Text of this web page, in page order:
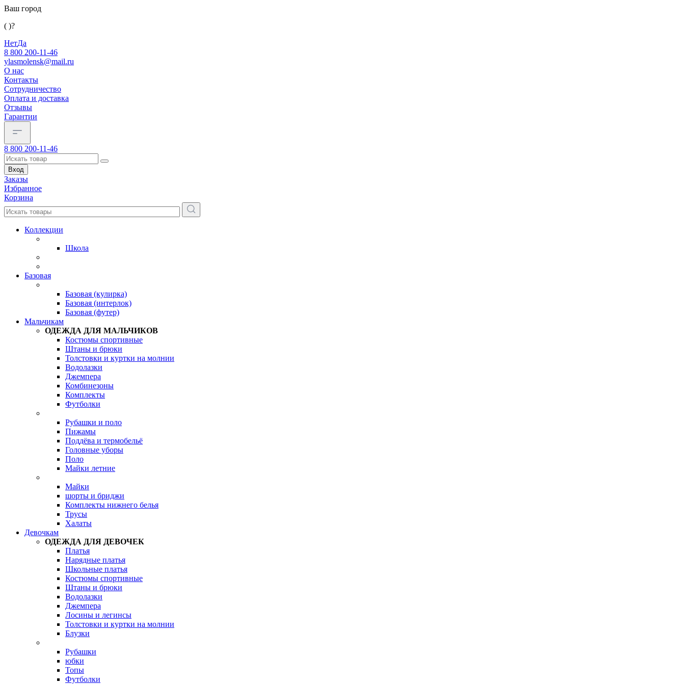
Ваш город
( )?
НетДа
8 800 200-11-46
ylasmolensk@mail.ru
О нас
Контакты
Сотрудничество
Оплата и доставка
Отзывы
Гарантии
8 800 200-11-46
Вход
Заказы
Избранное
Корзина
Коллекции
Школа
Базовая
Базовая (кулирка)
Базовая (интерлок)
Базовая (футер)
Мальчикам
ОДЕЖДА ДЛЯ МАЛЬЧИКОВ
Костюмы спортивные
Штаны и брюки
Толстовки и куртки на молнии
Водолазки
Джемпера
Комбинезоны
Комплекты
Футболки
Рубашки и поло
Пижамы
Поддёва и термобельё
Головные уборы
Поло
Майки летние
Майки
шорты и бриджи
Комплекты нижнего белья
Трусы
Халаты
Девочкам
ОДЕЖДА ДЛЯ ДЕВОЧЕК
Платья
Нарядные платья
Школьные платья
Костюмы спортивные
Штаны и брюки
Водолазки
Джемпера
Лосины и легинсы
Толстовки и куртки на молнии
Блузки
Рубашки
юбки
Топы
Футболки